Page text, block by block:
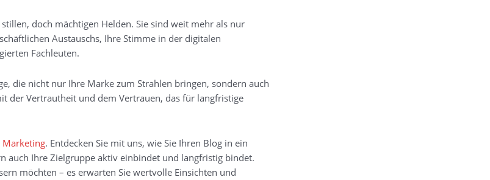
doch mächtigen Helden. Sie sind weit mehr als nur
Austauschs, Ihre Stimme in der digitalen
Fachleuten.
die nicht nur Ihre Marke zum Strahlen bringen, sondern auch
der Vertrautheit und dem Vertrauen, das für langfristige
Marketing. Entdecken Sie mit uns, wie Sie Ihren Blog in ein
auch Ihre Zielgruppe aktiv einbindet und langfristig bindet.
möchten – es erwarten Sie wertvolle Einsichten und